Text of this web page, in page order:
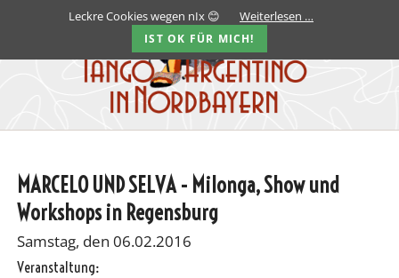
MARCELO UND SELVA - Milonga, Show und
Workshops in Regensburg
Samstag, den 06.02.2016
Veranstaltung:
Leckre Cookies wegen nIx 😊 Weiterlesen …
IST OK FÜR MICH!